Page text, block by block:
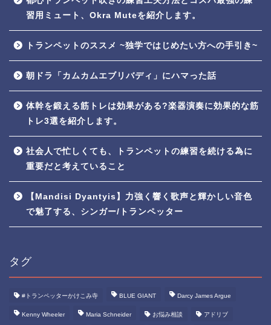
習用ミュート、Okra Muteを紹介します。
トランペットのススメ ~独学ではじめたい方への手引き~
朝ドラ「カムカムエブリバディ」にハマった話
体幹を鍛える筋トレは効果がある?楽器演奏に効果的な筋
トレ3選を紹介します。
社会人で忙しくても、トランペットの練習を続ける為に
重要だと考えていること
【Mandisi Dyantyis】力強く響く歌声と輝かしい音色
で魅了する、シンガー/トランペッター
タグ
#トランペッターかけこみ寺 BLUE GIANT Darcy James Argue
Kenny Wheeler Maria Schneider お悩み相談 アドリブ